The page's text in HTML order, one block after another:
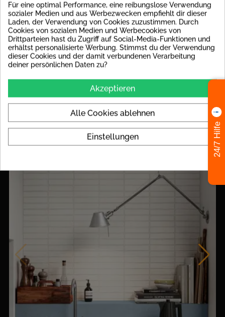
10,5
8,64 M² Restposten Calacatta Slow 120x120 Cm
Poliert
Paketinhalt: 1.44m² | Paketpreis: 50,40 €
Für eine optimal Performance, eine reibungslose Verwendung
sozialer Medien und aus Werbezwecken empfiehlt dir dieser
Laden, der Verwendung von Cookies zuzustimmen. Durch
Cookies von sozialen Medien und Werbecookies von
Drittparteien hast du Zugriff auf Social-Media-Funktionen und
erhältst personalisierte Werbung. Stimmst du der Verwendung
dieser Cookies und der damit verbundenen Verarbeitung
deiner persönlichen Daten zu?
Akzeptieren
Alle Cookies ablehnen
Einstellungen 24/7 Hilfe